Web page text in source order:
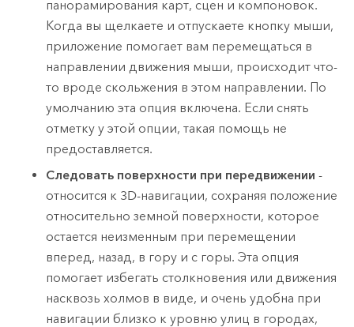
панорамирования карт, сцен и компоновок.
Когда вы щелкаете и отпускаете кнопку мыши,
приложение помогает вам перемещаться в
направлении движения мыши, происходит что-
то вроде скольжения в этом направлении. По
умолчанию эта опция включена. Если снять
отметку у этой опции, такая помощь не
предоставляется.
Следовать поверхности при передвижении -
относится к 3D-навигации, сохраняя положение
относительно земной поверхности, которое
остается неизменным при перемещении
вперед, назад, в гору и с горы. Эта опция
помогает избегать столкновения или движения
насквозь холмов в виде, и очень удобна при
навигации близко к уровню улиц в городах,